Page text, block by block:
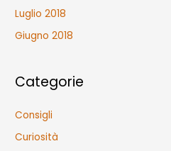
Luglio 2018
Giugno 2018
Categorie
Consigli
Curiosità